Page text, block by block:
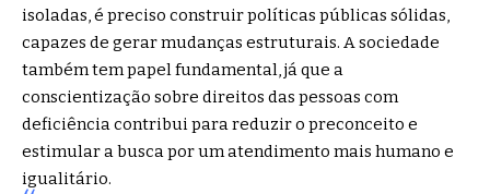
isoladas, é preciso construir políticas públicas sólidas,
capazes de gerar mudanças estruturais. A sociedade
também tem papel fundamental, já que a
conscientização sobre direitos das pessoas com
deficiência contribui para reduzir o preconceito e
estimular a busca por um atendimento mais humano e
igualitário.